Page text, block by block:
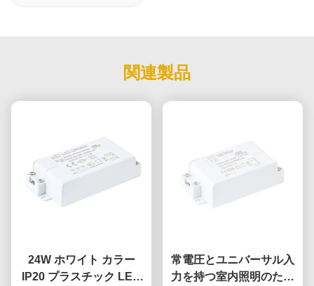
関連製品
24W ホワイト カラー
IP20 プラスチック LED
常電圧とユニバーサル入
力を持つ室内照明のため